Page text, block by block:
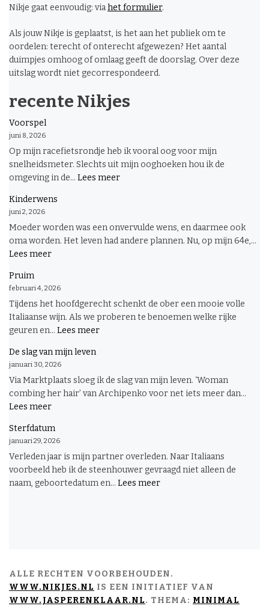
Nikje gaat eenvoudig: viahet formulier.
Als jouw Nikje is geplaatst, is het aan het publiek om te
oordelen: terecht of onterecht afgewezen? Het aantal
duimpjes omhoog of omlaag geeft de doorslag. Over deze
uitslag wordt niet gecorrespondeerd.
recente Nikjes
Voorspel
juni 8, 2026
Op mijn racefietsrondje heb ik vooral oog voor mijn
snelheidsmeter. Slechts uit mijn ooghoeken hou ik de
omgeving in de... Lees meer:
Kinderwens
juni 2, 2026
Moeder worden was een onvervulde wens, en daarmee ook
oma worden. Het leven had andere plannen. Nu, op mijn 64e,...
Lees meer:
Pruim
februari 4, 2026
Tijdens het hoofdgerecht schenkt de ober een mooie volle
Italiaanse wijn. Als we proberen te benoemen welke rijke
geuren en... Lees meer:
De slag van mijn leven
januari 30, 2026
Via Marktplaats sloeg ik de slag van mijn leven. ‘Woman
combing her hair’ van Archipenko voor net iets meer dan...
Lees meer:
slag
van
mijn
leven
Sterfdatum
januari 29, 2026
Verleden jaar is mijn partner overleden. Naar Italiaans
voorbeeld heb ik de steenhouwer gevraagd niet alleen de
naam, geboortedatum en... Lees meer:
ALLE RECHTEN VOORBEHOUDEN.
WWW.NIKJES.NL IS EEN INITIATIEF VAN
WWW.JASPERENKLAAR.NL. THEMA: MINIMAL